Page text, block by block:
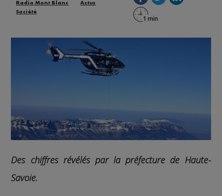
Radio Mont Blanc
Actus
Société
Des chiffres révélés par la préfecture de Haute-
Savoie.